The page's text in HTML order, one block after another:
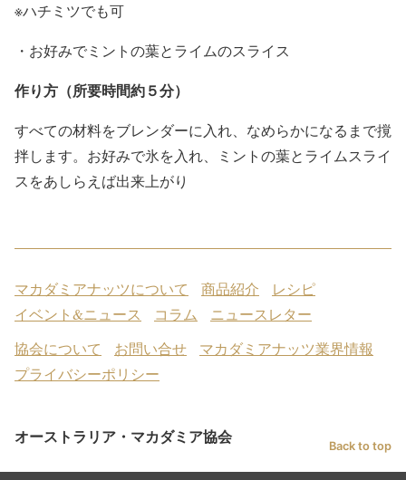
※ハチミツでも可
・お好みでミントの葉とライムのスライス
作り方（所要時間約５分）
すべての材料をブレンダーに入れ、なめらかになるまで撹
拌します。お好みで氷を入れ、ミントの葉とライムスライ
スをあしらえば出来上がり
マカダミアナッツについて 商品紹介
レシピ
イベント&ニュース
コラム
ニュースレター
協会について
お問い合せ
マカダミアナッツ業界情報
プライバシーポリシー
オーストラリア・マカダミア協会 Back to top